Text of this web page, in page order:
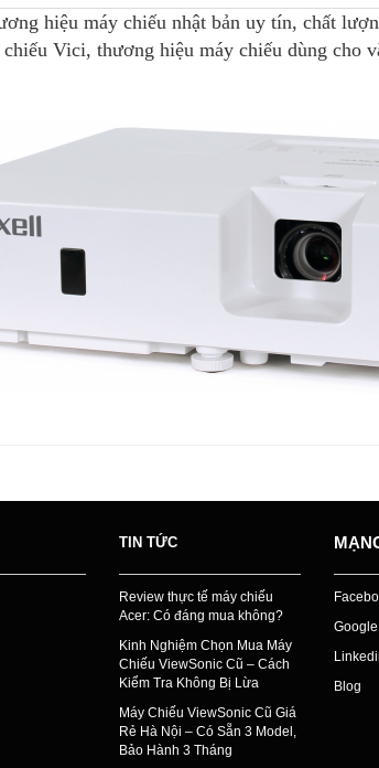
hiệu máy chiếu nhật bản uy tín, chất
Vici, thương hiệu máy chiếu dùng cho
TIN TỨC
Review thực tế máy chiếu
Acer: Có đáng mua không?
Kinh Nghiệm Chọn Mua Máy
Chiếu ViewSonic Cũ – Cách
Kiểm Tra Không Bị Lừa
Máy Chiếu ViewSonic Cũ Giá
Rẻ Hà Nội – Có Sẵn 3 Model,
Bảo Hành 3 Tháng
Google
Blog